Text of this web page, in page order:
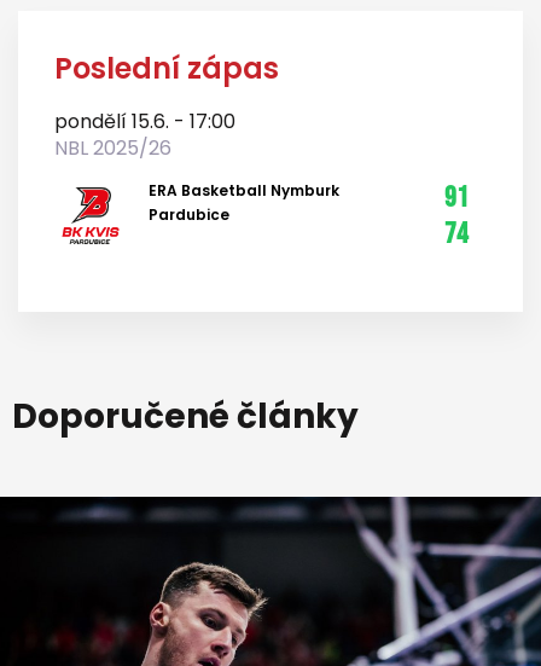
Poslední zápas
pondělí 15.6. - 17:00
NBL 2025/26
ERA Basketball Nymburk
Pardubice
91
74
Doporučené články